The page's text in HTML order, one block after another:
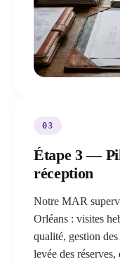
03
Étape 3 —
réception
Notre MAR
Orléans : visites
qualité, gestion
levée des